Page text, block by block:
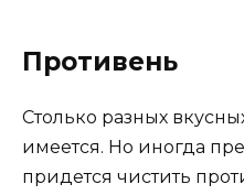
Противень
Столько разных
имеется. Но иногда
придется чистить